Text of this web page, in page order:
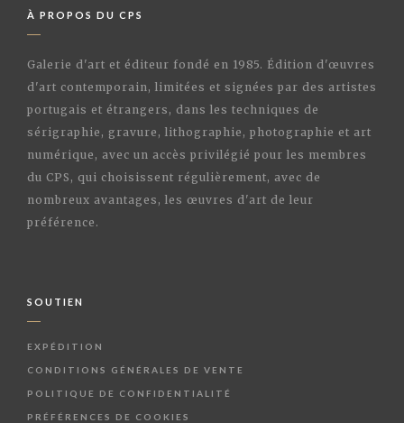
À PROPOS DU CPS
Galerie d'art et éditeur fondé en 1985. Édition d'œuvres
d'art contemporain, limitées et signées par des artistes
portugais et étrangers, dans les techniques de
sérigraphie, gravure, lithographie, photographie et art
numérique, avec un accès privilégié pour les membres
du CPS, qui choisissent régulièrement, avec de
nombreux avantages, les œuvres d'art de leur
préférence.
SOUTIEN
EXPÉDITION
CONDITIONS GÉNÉRALES DE VENTE
POLITIQUE DE CONFIDENTIALITÉ
PRÉFÉRENCES DE COOKIES